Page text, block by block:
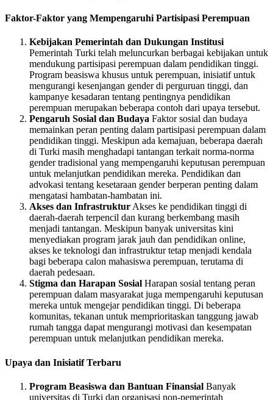
Faktor-Faktor yang Mempengaruhi Partisipasi Perempuan
Kebijakan Pemerintah dan Dukungan Institusi
Pemerintah Turki telah meluncurkan berbagai kebijakan untuk
mendukung partisipasi perempuan dalam pendidikan tinggi.
Program beasiswa khusus untuk perempuan, inisiatif untuk
mengurangi kesenjangan gender di perguruan tinggi, dan
kampanye kesadaran tentang pentingnya pendidikan
perempuan merupakan beberapa contoh dari upaya tersebut.
Pengaruh Sosial dan Budaya Faktor sosial dan budaya
memainkan peran penting dalam partisipasi perempuan dalam
pendidikan tinggi. Meskipun ada kemajuan, beberapa daerah
di Turki masih menghadapi tantangan terkait norma-norma
gender tradisional yang mempengaruhi keputusan perempuan
untuk melanjutkan pendidikan mereka. Pendidikan dan
advokasi tentang kesetaraan gender berperan penting dalam
mengatasi hambatan-hambatan ini.
Akses dan Infrastruktur Akses ke pendidikan tinggi di
daerah-daerah terpencil dan kurang berkembang masih
menjadi tantangan. Meskipun banyak universitas kini
menyediakan program jarak jauh dan pendidikan online,
akses ke teknologi dan infrastruktur tetap menjadi kendala
bagi beberapa calon mahasiswa perempuan, terutama di
daerah pedesaan.
Stigma dan Harapan Sosial Harapan sosial tentang peran
perempuan dalam masyarakat juga mempengaruhi keputusan
mereka untuk mengejar pendidikan tinggi. Di beberapa
komunitas, tekanan untuk memprioritaskan tanggung jawab
rumah tangga dapat mengurangi motivasi dan kesempatan
perempuan untuk melanjutkan pendidikan mereka.
Upaya dan Inisiatif Terbaru
Program Beasiswa dan Bantuan Finansial Banyak
universitas di Turki dan organisasi non-pemerintah